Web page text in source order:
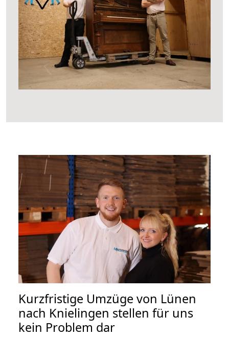
Kurzfristige Umzüge von Lünen
nach Knielingen stellen für uns
kein Problem dar